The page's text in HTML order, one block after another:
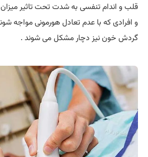
قلب و اندام تنفسی به شدت تحت تاثیر میزان
و افرادی که با عدم تعادل هورمونی مواجه
گردش خون نیز دچار مشکل می شوند .